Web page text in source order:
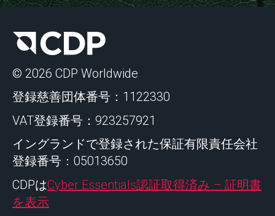
© 2026 CDP Worldwide
登録慈善団体番号：1122330
VAT登録番号：923257921
イングランドで登録された保証有限責任会社
登録番号：05013650
CDPはCyber Essentials認証取得済み – 証明書
を表示